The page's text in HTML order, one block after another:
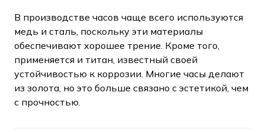
В производстве часов чаще всего используются
медь и сталь, поскольку эти материалы
обеспечивают хорошее трение. Кроме того,
применяется и титан, известный своей
устойчивостью к коррозии. Многие часы делают
из золота, но это больше связано с эстетикой, чем
с прочностью.